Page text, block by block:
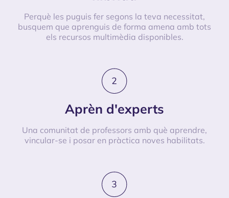
Perquè les puguis fer segons la teva necessitat,
busquem que aprenguis de forma amena amb tots
els recursos multimèdia disponibles.
Aprèn d'experts
Una comunitat de professors amb què aprendre,
vincular-se i posar en pràctica noves habilitats.